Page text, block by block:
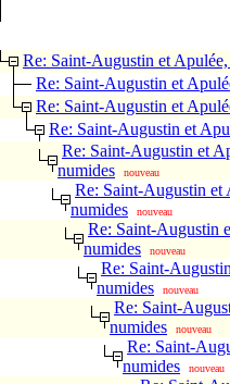
Re: Saint-Augustin et
Re: Saint-Augustin et
Re: Saint-Augustin et
Re: Saint-Augustin et
Re: Saint-Augustin et
numides
nouveau
Re: Saint-Augustin et
numides
nouveau
Re: Saint-Augustin
numides
nouveau
Re: Saint-
numides
nouveau
Re: Saint-
numides
nouveau
Re: Saint-
numides
nouveau